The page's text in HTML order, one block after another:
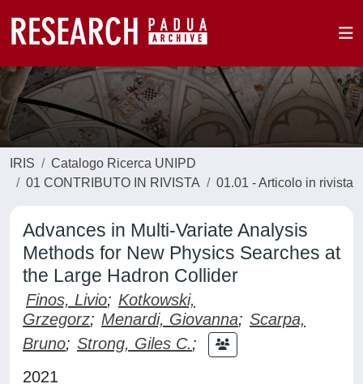
IRIS
Catalogo Ricerca UNIPD
01 CONTRIBUTO IN RIVISTA
01.01 - Articolo in rivista
Advances in Multi-Variate Analysis
Methods for New Physics Searches at
the Large Hadron Collider
Finos, Livio; Kotkowski,
Grzegorz; Menardi, Giovanna; Scarpa,
Bruno; Strong, Giles C.;
2021